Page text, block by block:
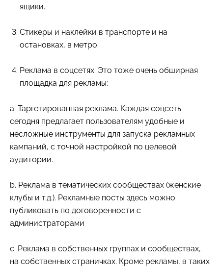
ящики.
Стикеры и наклейки в транспорте и на
остановках, в метро.
Реклама в соцсетях. Это тоже очень обширная
площадка для рекламы:
a. Таргетированная реклама. Каждая соцсеть
сегодня предлагает пользователям удобные и
несложные инструменты для запуска рекламных
кампаний, с точной настройкой по целевой
аудитории.
b. Реклама в тематических сообществах (женские
клубы и т.д.). Рекламные посты здесь можно
публиковать по договоренности с
администраторами
c. Реклама в собственных группах и сообществах,
на собственных страничках. Кроме рекламы, в таких